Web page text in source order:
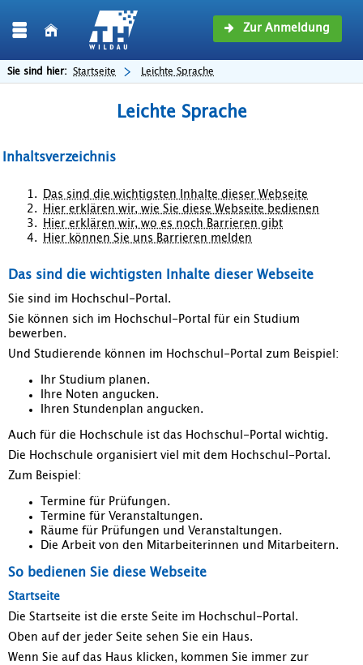
Zur Anmeldung
Sie sind hier: Startseite Leichte Sprache
Leichte Sprache
Inhaltsverzeichnis
Das sind die wichtigsten Inhalte dieser Webseite
Hier erklären wir, wie Sie diese Webseite bedienen
Hier erklären wir, wo es noch Barrieren gibt
Hier können Sie uns Barrieren melden
Das sind die wichtigsten Inhalte dieser Webseite
Sie sind im Hochschul-Portal.
Sie können sich im Hochschul-Portal für ein Studium
bewerben.
Und Studierende können im Hochschul-Portal zum Beispiel:
Ihr Studium planen.
Ihre Noten angucken.
Ihren Stundenplan angucken.
Auch für die Hochschule ist das Hochschul-Portal wichtig.
Die Hochschule organisiert viel mit dem Hochschul-Portal.
Zum Beispiel:
Termine für Prüfungen.
Termine für Veranstaltungen.
Räume für Prüfungen und Veranstaltungen.
Die Arbeit von den Mitarbeiterinnen und Mitarbeitern.
So bedienen Sie diese Webseite
Startseite
Die Startseite ist die erste Seite im Hochschul-Portal.
Oben auf der jeder Seite sehen Sie ein Haus.
Wenn Sie auf das Haus klicken, kommen Sie immer zur